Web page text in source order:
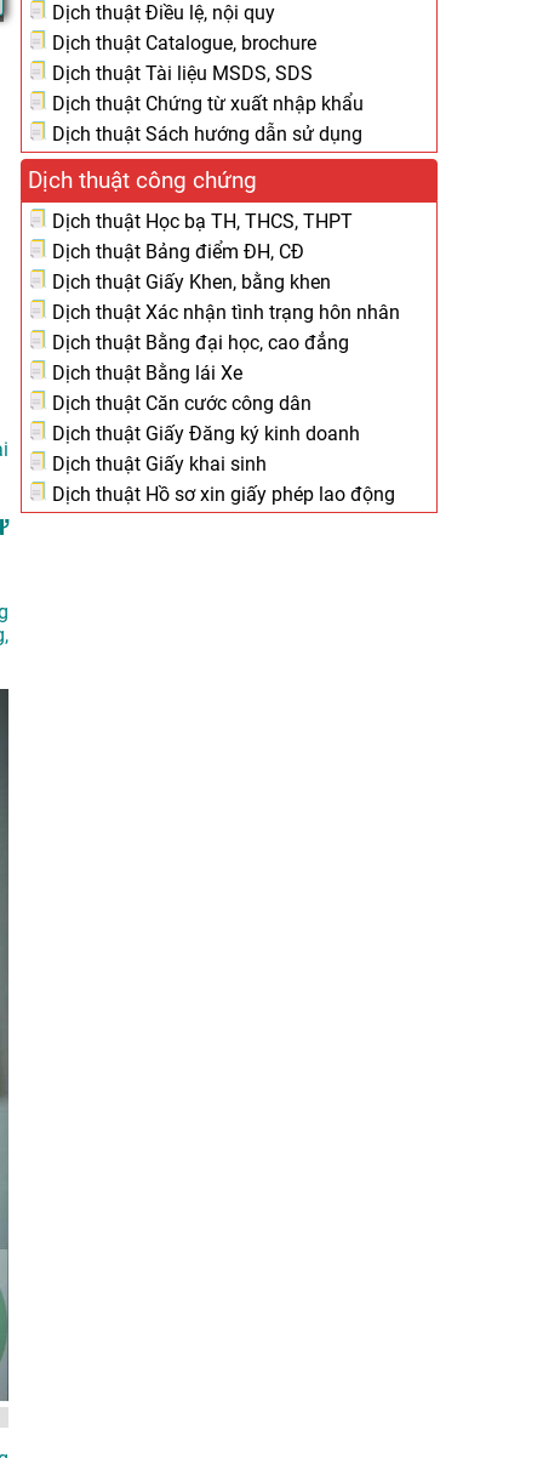
Dịch thuật Điều lệ, nội quy
Dịch thuật Catalogue, brochure
Dịch thuật Tài liệu MSDS, SDS
Dịch thuật Chứng từ xuất nhập khẩu
Dịch thuật Sách hướng dẫn sử dụng
Dịch thuật công chứng
Dịch thuật Học bạ TH, THCS, THPT
Dịch thuật Bảng điểm ĐH, CĐ
Dịch thuật Giấy Khen, bằng khen
Dịch thuật Xác nhận tình trạng hôn nhân
Dịch thuật Bằng đại học, cao đẳng
Dịch thuật Bằng lái Xe
Dịch thuật Căn cước công dân
Dịch thuật Giấy Đăng ký kinh doanh
Dịch thuật Giấy khai sinh
Dịch thuật Hồ sơ xin giấy phép lao động